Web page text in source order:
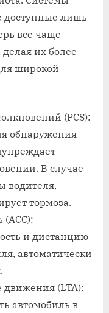
доступные лишь
все чаще
делая их более
широкой
(PCS):
обнаружения
В случае
водителя‚
тормоза.
и дистанцию
автоматически
движения (LTA):
автомобиль в